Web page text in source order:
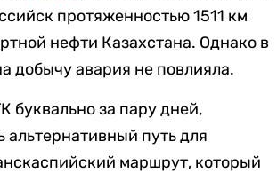
протяженностью 1511 км
нефти Казахстана. Однако в
добычу авария не повлияла.
буквально за пару дней,
альтернативный путь для
маршрут, который